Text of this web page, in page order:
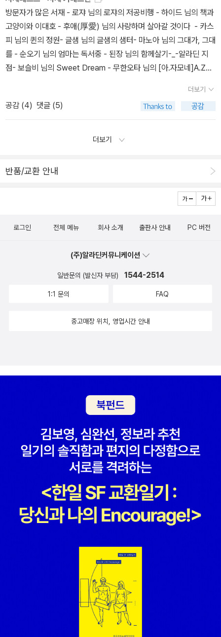
다는 열망을 갖게 만든다. 7. 식탐 - 서 명숙 제주 올레길을 낸 그
녀. 의 음식의 추억에 관한 이야기. 읽는 내내 군침돌아 혼났네. ㅠ_ㅠ
음식조절 중일 때는 저 멀리 피해야 할 책이다. -_- 8. 나는 런던
에서 사람책을 읽는다. - 김 수정 사람을 책 대신 빌려주는 리빙 라
이브러리 대화에 서툰 내가 이런 곳에 책으로도, 대출자로도 참가하
견을 줄이려면, 내 세상을 넓히는 방법밖에 없다고 생각해요. 다른 배
경을 가진 사람들을 만나고 인정하고, 서로 정보를 공유하고, 서로의
인식을 넓혀간다는 것. 어떻게 보면 이게 교육의 본질 아닐까요? ' 스
와인스캔들>의 개정판이라고. 이 사람 책, <보통날의 파스타>는 책
신다는 소문은 들었는데, 그리고 책도 나오는 족족 다 산 것 같은데 -_
얼른 읽고 정리하려고 했;;; 그런데, 간직하고 싶어졌다. ^^ 요즘 와인
을 마실 때는 어떠어떠해야 한다는 훈수보다는 스스로 즐거우면 되지
나 와인도 시도해보았는데 아주 좋았다. ^^ 10. 추억의 절반은 맛이
내만이라도), 식당의 '그' 음식들은 먹어보고 싶구나. 그 자유에 대한
몰라라 하고 ( ') 11. 미안해 쿠온. 엄마 아빠는 히피야. - 박 은경
시어머니와 남편을 만나게 된다는. 그 남편인 바바는. 아내보다 무려
열세살이 어리고 당시 열아홉살;; 그리고 그와 결혼을 하고 귀여운 아
이제야 겨우 알게 된 인생의 조그마한 비밀이 하나 있다. 그것은 바로
내가 찾고자 하는 것이 지금 여기에 없다면 그것은 세상 그 어느 곳에
도 있을 수 없다는 사실이다. ' (p. 189) 12. 와일드우드 - 콜린 멜로
이, 카슨 엘리스 아아.... 너무나 재미있구나. ㅠ_ㅠ <나니아 연대기
>, <오즈의 마법사>, <폐허>까지. 두루두루 떠올리게 만드는 이 비
범한 이야기는 열두살 프루와 커티스, 그리고 프루의 애기 남동생 맥
의 모험소설이고 성장소설이다. 그리고... 모든 성장에는 아픔이 '당연
서 혼났다. 직장에서 눈이 뻘갰 ㅠ_ㅠ; 시리즈로 나올 것 같은데, 이야
기도 이야기이지만 작가의 아내가 그렸다는 삽화도 너무나 훌륭하다.
책이 예쁜 건 두말할 나위도 없고. 정말 좋은 책을 만났다. 올해 초등
학교에 들어가는 큰조카아이가 곧 이 책을 만날 수 있었으면 좋겠다.
^^ 13. 사랑받을 권리 - 일레인 N 아론 스스로의 가치를 심하게 평
가 절하한다는 기준. 보다 두 배 이상 나왔다는. -_-;;;;; 나도 그런 줄
알고 있었지만 심하긴 하군. + 이 책 너무 호들갑 떨고 있구나. 라는
문제인것 같아요. ( with 오디오북 : 약 29시간 40분 분량) 제가 지
금까지 들어왔던 오디오북 분량 중에 가장 길었던것 같네요. 워낙 분
량이 많아지다보니 이런일이.. 그나마 나레이터가 잘 읽어주어서 끝
까지 정신줄 놓지않고 읽을수 있었던 책입니다.^^ ( with 오디오북 :
약 5시간 50분 분량) 이번편은 Jacobi Derek이 나레이터를 맡았
고, 연기를 잘 살려 읽어주어 좋았습니다. 나니아 연대기 오디오북은
픽 노블책이라 재미있긴한데, 너무 비싸서 중고로 구입해 1권밖에 읽
면서 미스터리 판타지적인 느낌을 주어 좀 더 긴장감을 준것도 좋았
약했다고 할까요. 하지만 청소년의 심리를 소설외에 만화로 풀어내는
이 나오면 좋겠다는 생각이 들었습니다. 사실 초반에는 그런데로 흥
미도 있었고 그래서 기대감을 같고 읽었는데, 점점 산으로 가는 느낌
에 지루해져서 점점 완독하기 힘들었어요. 게다가 급하게 엔딩을 마
실망스러웠던것 같습니다. 설마 설마 하며 엔딩을 읽었는데, 설마가
북 : 1,2권만) 그림만 보고 뱀파이어 이야기인줄 알았는데, 뱀파이어
가 등장하지만 주인공은 아니예요.ㅎㅎ조금 일찍 만났더라면 재미있
답니다. 약간 2% 부족한 면이 있긴했지만, 소재와 상황묘사가 너무
습니다. 그래서인지 읽는동안 '기묘한 이야기'라는 일본 드라마가 떠
습니다. ( with 오디오북 : 약 11시간 40분 분량) 번역서를 읽은지 1
년4개월만에 다시 영어로 읽은 책이예요. 재미있게 읽어서 오디오북
과 함께 다시 읽었는데, 다시 읽어도 재미있네요. 자신이 재미있게 읽
은책으로 영어 읽기에 도전해보는것도 좋은것 같아요. 나레이터 한
명이 여러역을 맡다보니 가끔 맡은 배역을 헷갈려 성별이 바뀌는 실
수 하는 경우가 있지만, 아주 미미해서 오히려 재미있었어요.^^;; (
with 오디오북 : 약 11시간 40분 분량) 이미 번역서로 3부작까지 읽
은 상태인지라 엔딩을 알고 읽는데도, 원서로 다시 읽으니 또 다른 묘
미를 느끼게하네요. 예전에 보이지 않았던, 세세한 부분들이 다시 들
어오기도 하고, 이해가 잘 안되는 부분은 이미 읽어서인지 어느정도
오디오북과 함께 들으니 좀 더 생동감이 있어서 끝까지 완독할수 있
었던것 같아요. 짧은 시간내에 인간이 얼마나 황폐해지고, 야만적으
로 변해가는지 소름끼치도록 느끼게 한 책이네요. 그래서인지 이 책
읽는 동안 스티븐 킹의 ｀언더 더 돔｀이 생각났어요. 너무 많은 것
들이 얽혀져 다시 풀어내려고 하니 숨이 가쁘네요. 길을 잃지 않으려
고 정신집중해서 읽었어요.^^;; 기대했던 작품은 아니었지만, 기대한
인들에 의한 세상을 그리고 있기 때문에 공감하기가 어렵다. 특히나
미국과 우리나라와의 관계가 예전처럼 좋은 동맹국만은 아닌 이 시점
에서는(전에도 좋기만 한 동맹국이라고 하기는 어렵지만) 더더욱이
나 공감하기 어려운 글들이 많았다. 란과 잿빛의 세계와 군청학사2는
둘 다 같은 작가의 책이다. 이 작가의 책은 소재는 분명히 내가 좋아하
과 잿빛의 세계에서는 여주인공이 아직 어린데 마법으로 쭉쭉빵빵한
미녀로 변신하는걸로 나오는데 지나치게 육감적으로 표현되서 좀 불
쾌할 정도다. 분명히 속은 어린아이인데 변신했다면서 반쯤 벗고 나
오는 미녀로 나오는게 썩 마음에 들지가 않는다. 무슨 포르노물에 나
일부분은 또 분명히 내가 좋아하는 부분이 있어서 살지말지 마음을
못정하겠다. 거짓말은 신사의 첫걸음. 오랜만에 산 BL물. 그리고 대
에서 노는지라 딱히 핑계를 댈게 없어서 할 수 없이 갔다. 다른건 다
라..다행히 근처 절에 화장실이 깨끗해서 거기서 해결봤다. 잘 먹고 놀
다오기는 했지만 무지막지하게 피곤하기도 하다. 난 아무래도 활동적
없고 막노동을 한것도 아닌데 딱히 또 크게 즐겁지는 않았단 말이다.
방문자가 많은 서재 - 로쟈 님의 로쟈의 저공비행 - 하이드 님의 책과
고양이와 이대호 - 후애(厚愛) 님의 사랑하며 살아갈 것이다 - 카스
피 님의 퀸의 정원- 글샘 님의 글샘의 샘터- 마노아 님의 그대가, 그대
를 - 순오기 님의 엄마는 독서중 - 된장 님의 함께살기-_-알라딘 지
점- 보슬비 님의 Sweet Dream - 무한오타 님의 [아.자모네]A.Za
호야루 님 : 645 편- 차트랑공 님 : 644 편- 두뽀사리 님 : 616 편- r
anlee74 님 : 615 편- 노박사 님 : 549 편 - 마법사의 도시 님 : 54
0 편- blue&blue 님 : 505 편- 해피해피 님 : 480 편- 스즈야 님: 4
54 편- 우렁각시 님 : 452 편페이퍼를 많이 쓰신 알라디너- 후애(厚
비 님 : 690 편- 로쟈 님 : 484 편- 프레시안 님 : 399 편- 하이드 님
: 363 편- 블루데이지 님 : 345 편- 엄동화 님 : 330 편- 노란가방
님 : 248 편다른 서재에 댓글을 많이 남긴 알라디너- 마녀고양이 님 :
2,469 편- 순오기 님 : 1,897 편- 양철나무꾼 님 : 1,348 편- 다락방
님 : 958 편- 마노아 님 : 938 편- 꿈꾸는섬 님 :894 편- 아이리시
고양이님 : 2,645 개- 마노아 님 : 1,795 개- 순오기 님 : 1,552 개-
양철나무꾼 님 : 1,204 개- 후애(厚愛) 님 : 1,033 개- 메리포핀스
님 : 977 개- hnine 님 : 947 개- cyrus 님 : 920 개- 하이드 님 : 9
pwj님- shm 님- 올리브 님- 재는재로 님 - 하이드 님- 몽몽 님 - 수
았어 - 그럴 수도 있지 - blanca 님의 몽상가의 다락방 추천을 많이
받은 리뷰'전문 번역가 좋아하시네: 『스티브 잡스(안진환 옮김)』 번역
비판' - 이덕하 님 : 126 회 '아라님 블로그에서도 그녀의 진면목을
만끽할 수 있는데^^' - 이대제 님 : 65 회'...이만하면 잘 생겼다. 잘한
일이다... ' - 한사람 님 : 64 회'각하의 실체가 궁금하신 분께' - 마태
우스 님 : 60 회'너를 읽어줄게 ' - blanca 님 : 58 회'라이벌이 나타
나다 ' - 마태우스 님 : 56 회'가문이 당파를 삼키다, 순조실록 ' - 마노
아 님 : 52 회'...유월의 날개, 새로운 천사... ' - 한사람 님 : 50 회'나를
생각해 ' - superfrog 님 : 50 회'잘못된 인생관 그리고 장수의 비밀
' - 파스 님 : 48 회 댓글이 많이 달린 리뷰'그래, 나는 어쩔 수 없는 책
에 대한 증언 ' - 루쉰P 님 : 52 개'[영화] 착신아리 2 를 보고 ' - 무한
오타 님 : 46 개'헌책방의 <통곡> ' - 루쉰P 님: 46 개'정녕 최선입니
까 - 그들이 말하지 않는 23가지 ' - 마녀고양이 님 : 45 개'<부활>과
삼수' - 루쉰P 님 : 45 개'운명을 바꾸는 법' - 양철나무꾼 님 : 42
개'크흑.. 난 크리제이 정회원이라구요 ' - 꼬마요정 님 : 42 개'관리사
무소웨이' - 루쉰P 님: 39 개'당신은 누구세요? ' - 양철나무꾼 님 : 3
8 개 추천을 받은 페이퍼'물만두의 동생 만순입니다 ' - 물만두 님 : 1
더보기
공감 (4) 댓글 (5)
더보기
반품/교환 안내
로그인 전체 메뉴 회사 소개 출판사 안내 PC 버전
(주)알라딘커뮤니케이션
일반문의 (발신자 부담) 1544-2514
1:1 문의 FAQ
중고매장 위치, 영업시간 안내